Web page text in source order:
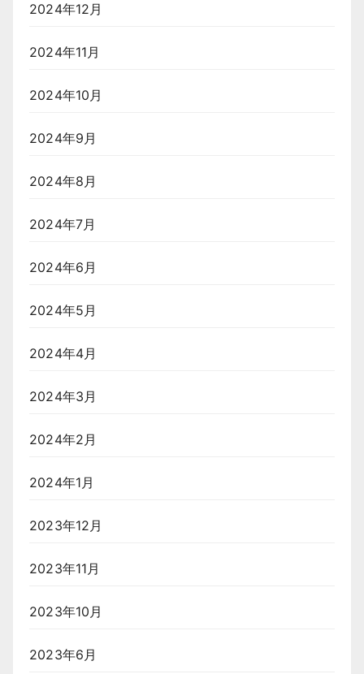
2024年12月
2024年11月
2024年10月
2024年9月
2024年8月
2024年7月
2024年6月
2024年5月
2024年4月
2024年3月
2024年2月
2024年1月
2023年12月
2023年11月
2023年10月
2023年6月